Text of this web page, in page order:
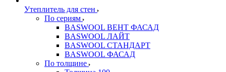
Утеплитель для стен
По сериям
BASWOOL ВЕНТ ФАСАД
BASWOOL ЛАЙТ
BASWOOL СТАНДАРТ
BASWOOL ФАСАД
По толщине